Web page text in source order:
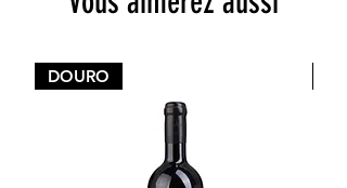
Emballage anti-casse
DOURO